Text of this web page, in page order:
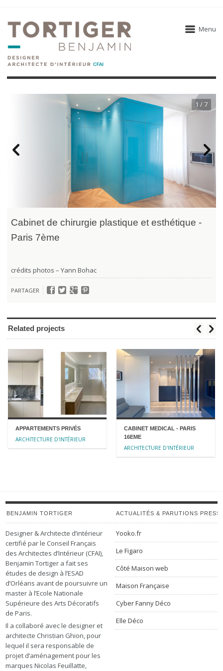
Menu
1 / 7
Cabinet de chirurgie plastique et esthétique -
Paris 7ème
crédits photos – Yann Bohac
PARTAGER
Related projects
APPARTEMENTS PRIVÉS
ARCHITECTURE D'INTÉRIEUR
CABINET MEDICAL - PARIS
16EME
ARCHITECTURE D'INTÉRIEUR
BENJAMIN TORTIGER
Designer & Architecte d’intérieur
certifié par le Conseil Français
des Architectes d’Intérieur (CFAI),
Benjamin Tortiger a fait ses
études de design à l’ESAD
d’Orléans avant de poursuivre un
master à l’Ecole Nationale
Supérieure des Arts Décoratifs
de Paris.
Il a collaboré avec le designer et
architecte Christian Ghion, pour
lequel il sera responsable de
projet d’aménagement pour les
marques Nicolas Feuillatte,
ACTUALITÉS & PARUTIONS
Yooko.fr
Le Figaro
Côté Maison web
Maison Française
Cyber Fanny Déco
Elle Déco